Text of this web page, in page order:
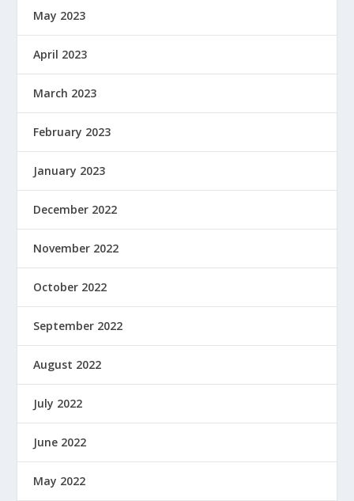
May 2023
April 2023
March 2023
February 2023
January 2023
December 2022
November 2022
October 2022
September 2022
August 2022
July 2022
June 2022
May 2022